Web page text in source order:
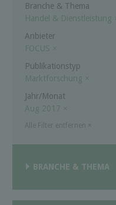
Branche & Thema
Handel & Dienstleistung
Anbieter
FOCUS ×
Publikationstyp
Marktforschung ×
Jahr/Monat
Aug 2017 ×
BRANCHE & THEMA